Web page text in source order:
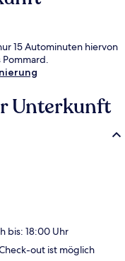
15 Autominuten hiervon
Pommard.
Unterkunft
bis: 18:00 Uhr
out ist möglich